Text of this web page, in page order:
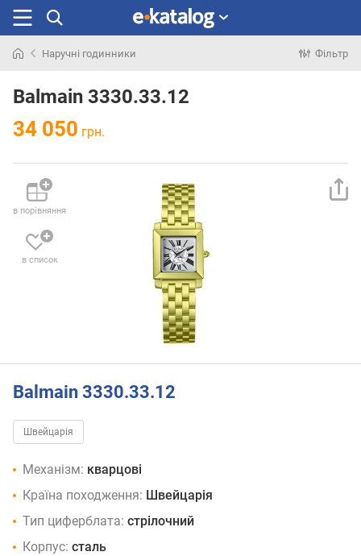
раніше
Наручні годинники Фільтр
Balmain 3330.33.12
34 050 грн.
в порівняння
в список
Balmain 3330.33.12
Швейцарія
Механізм: кварцові
Країна походження: Швейцарія
Тип циферблата: стрілочний
Корпус: сталь